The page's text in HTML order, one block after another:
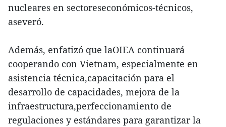
nucleares en sectoreseconómicos-técnicos,
aseveró.
Además, enfatizó que laOIEA continuará
cooperando con Vietnam, especialmente en
asistencia técnica,capacitación para el
desarrollo de capacidades, mejora de la
infraestructura,perfeccionamiento de
regulaciones y estándares para garantizar la